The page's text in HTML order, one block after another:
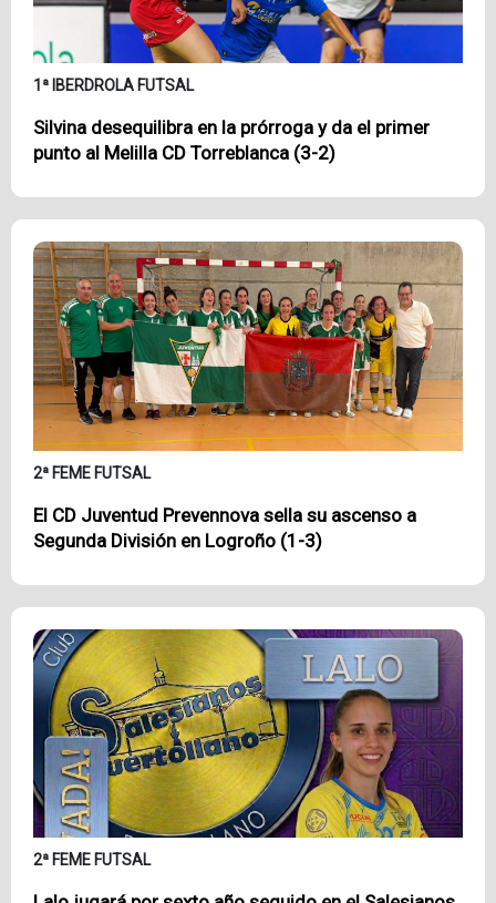
1ª IBERDROLA FUTSAL
Silvina desequilibra en la prórroga y da el primer
punto al Melilla CD Torreblanca (3-2)
2ª FEME FUTSAL
El CD Juventud Prevennova sella su ascenso a
Segunda División en Logroño (1-3)
2ª FEME FUTSAL